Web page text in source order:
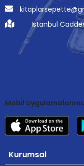
İstanbul
Mobil
Kurumsal